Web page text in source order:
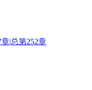
|总第252章